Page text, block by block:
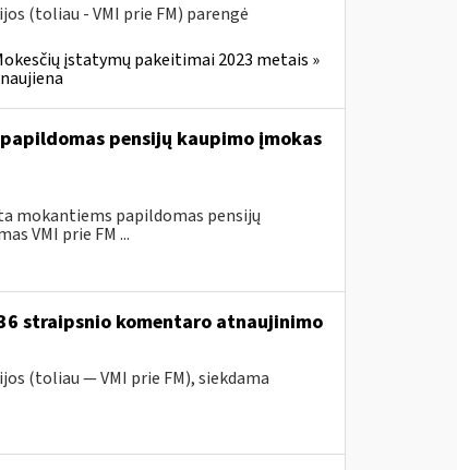
(toliau - VMI prie FM) parengė
įstatymų pakeitimai 2023 metais »
pensijų kaupimo įmokas
mokantiems papildomas pensijų
VMI prie FM ...
straipsnio komentaro atnaujinimo
(toliau — VMI prie FM), siekdama